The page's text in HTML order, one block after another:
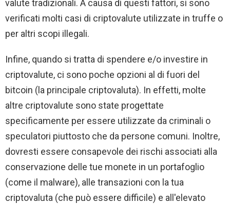
valute tradizionali. A causa di questi fattori, si sono
verificati molti casi di criptovalute utilizzate in truffe o
per altri scopi illegali.
Infine, quando si tratta di spendere e/o investire in
criptovalute, ci sono poche opzioni al di fuori del
bitcoin (la principale criptovaluta). In effetti, molte
altre criptovalute sono state progettate
specificamente per essere utilizzate da criminali o
speculatori piuttosto che da persone comuni. Inoltre,
dovresti essere consapevole dei rischi associati alla
conservazione delle tue monete in un portafoglio
(come il malware), alle transazioni con la tua
criptovaluta (che può essere difficile) e all'elevato